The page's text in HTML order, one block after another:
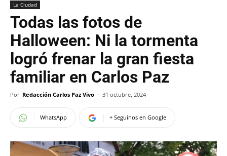
La Ciudad
Todas las fotos de
Halloween: Ni la tormenta
logró frenar la gran fiesta
familiar en Carlos Paz
Por Redacción Carlos Paz Vivo - 31 octubre, 2024
WhatsApp + Seguinos en Google